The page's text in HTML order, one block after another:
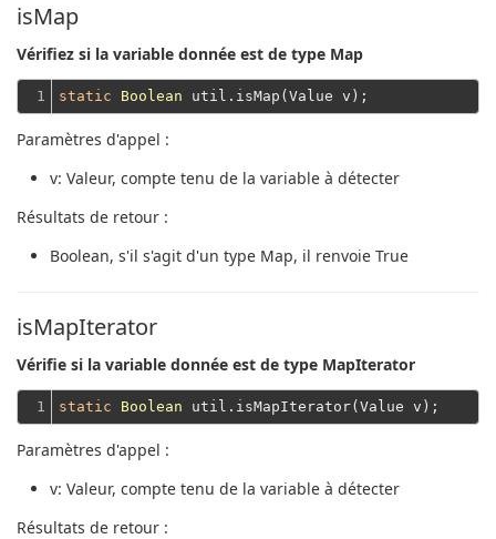
isMap
Vérifiez si la variable donnée est de type Map
1 static Boolean
Paramètres d'appel :
v: Valeur, compte tenu de la variable à détecter
Résultats de retour :
Boolean, s'il s'agit d'un type Map, il renvoie True
isMapIterator
Vérifie si la variable donnée est de type MapIterator
1 static Boolean
Paramètres d'appel :
v: Valeur, compte tenu de la variable à détecter
Résultats de retour :